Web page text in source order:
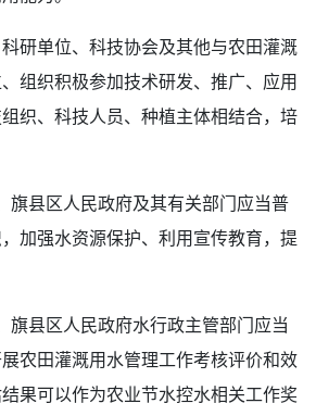
研单位、科技协会及其他与农田灌溉
组织积极参加技术研发、推广、应用
织、科技人员、种植主体相结合，培
旗县区人民政府及其有关部门应当普
加强水资源保护、利用宣传教育，提
旗县区人民政府水行政主管部门应当
农田灌溉用水管理工作考核评价和效
果可以作为农业节水控水相关工作奖